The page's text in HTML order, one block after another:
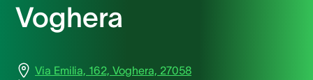
Voghera
Via Emilia, 162, Voghera, 27058